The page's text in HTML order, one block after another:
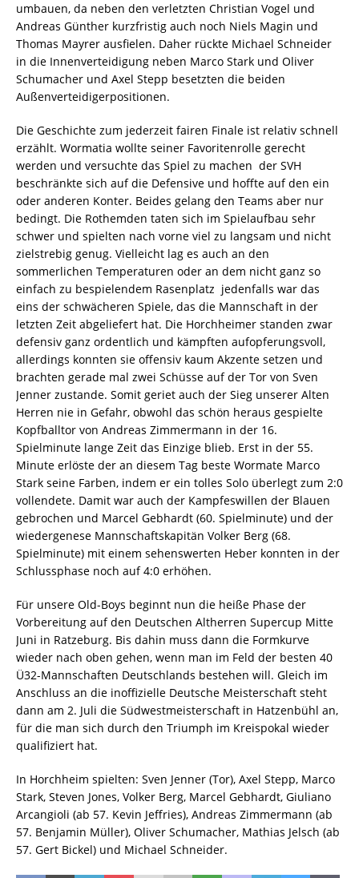
umbauen, da neben den verletzten Christian Vogel und
Andreas Günther kurzfristig auch noch Niels Magin und
Thomas Mayrer ausfielen. Daher rückte Michael Schneider
in die Innenverteidigung neben Marco Stark und Oliver
Schumacher und Axel Stepp besetzten die beiden
Außenverteidigerpositionen.
Die Geschichte zum jederzeit fairen Finale ist relativ schnell
erzählt. Wormatia wollte seiner Favoritenrolle gerecht
werden und versuchte das Spiel zu machen  der SVH
beschränkte sich auf die Defensive und hoffte auf den ein
oder anderen Konter. Beides gelang den Teams aber nur
bedingt. Die Rothemden taten sich im Spielaufbau sehr
schwer und spielten nach vorne viel zu langsam und nicht
zielstrebig genug. Vielleicht lag es auch an den
sommerlichen Temperaturen oder an dem nicht ganz so
einfach zu bespielendem Rasenplatz  jedenfalls war das
eins der schwächeren Spiele, das die Mannschaft in der
letzten Zeit abgeliefert hat. Die Horchheimer standen zwar
defensiv ganz ordentlich und kämpften aufopferungsvoll,
allerdings konnten sie offensiv kaum Akzente setzen und
brachten gerade mal zwei Schüsse auf der Tor von Sven
Jenner zustande. Somit geriet auch der Sieg unserer Alten
Herren nie in Gefahr, obwohl das schön heraus gespielte
Kopfballtor von Andreas Zimmermann in der 16.
Spielminute lange Zeit das Einzige blieb. Erst in der 55.
Minute erlöste der an diesem Tag beste Wormate Marco
Stark seine Farben, indem er ein tolles Solo überlegt zum 2:0
vollendete. Damit war auch der Kampfeswillen der Blauen
gebrochen und Marcel Gebhardt (60. Spielminute) und der
wiedergenese Mannschaftskapitän Volker Berg (68.
Spielminute) mit einem sehenswerten Heber konnten in der
Schlussphase noch auf 4:0 erhöhen.
Für unsere Old-Boys beginnt nun die heiße Phase der
Vorbereitung auf den Deutschen Altherren Supercup Mitte
Juni in Ratzeburg. Bis dahin muss dann die Formkurve
wieder nach oben gehen, wenn man im Feld der besten 40
Ü32-Mannschaften Deutschlands bestehen will. Gleich im
Anschluss an die inoffizielle Deutsche Meisterschaft steht
dann am 2. Juli die Südwestmeisterschaft in Hatzenbühl an,
für die man sich durch den Triumph im Kreispokal wieder
qualifiziert hat.
In Horchheim spielten: Sven Jenner (Tor), Axel Stepp, Marco
Stark, Steven Jones, Volker Berg, Marcel Gebhardt, Giuliano
Arcangioli (ab 57. Kevin Jeffries), Andreas Zimmermann (ab
57. Benjamin Müller), Oliver Schumacher, Mathias Jelsch (ab
57. Gert Bickel) und Michael Schneider.